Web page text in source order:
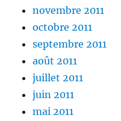
novembre 2011
octobre 2011
septembre 2011
août 2011
juillet 2011
juin 2011
mai 2011